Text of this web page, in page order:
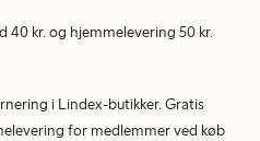
40 kr. og hjemmelevering 50 kr.
i Lindex-butikker. Gratis
for medlemmer ved køb